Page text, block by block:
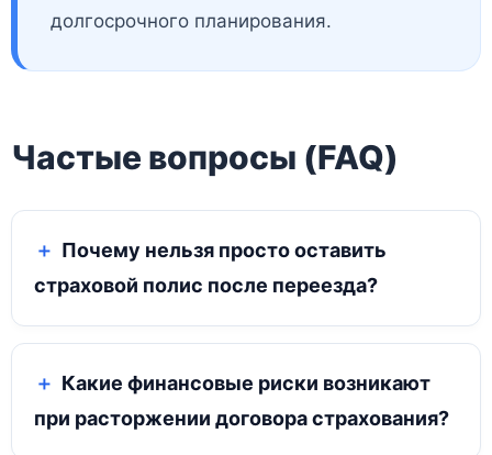
долгосрочного планирования.
Частые вопросы (FAQ)
Почему нельзя просто оставить
страховой полис после переезда?
Какие финансовые риски возникают
при расторжении договора страхования?